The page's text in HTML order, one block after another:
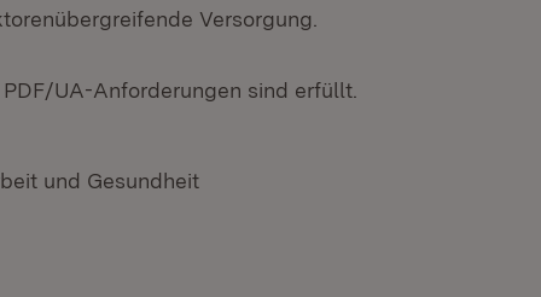
Versorgung.
UA-Anforderungen sind erfüllt.
und Gesundheit